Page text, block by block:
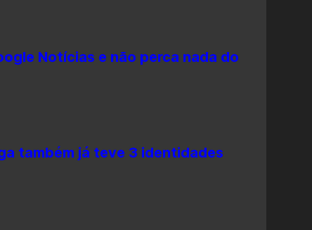
Notícias e não perca nada do
também já teve 3 identidades